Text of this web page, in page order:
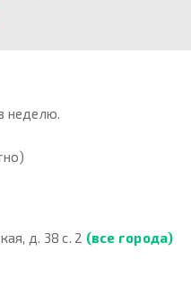
неделю.
д. 38 с. 2 (все города)